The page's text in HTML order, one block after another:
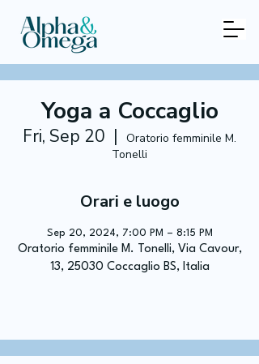
Yoga a Coccaglio
Fri, Sep 20
  |
Oratorio femminile M.
Tonelli
Orari e luogo
Sep 20, 2024, 7:00 PM – 8:15 PM
Oratorio femminile M. Tonelli, Via Cavour,
13, 25030 Coccaglio BS, Italia